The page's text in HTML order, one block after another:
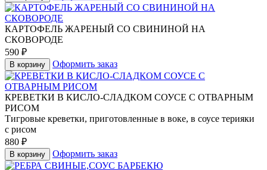
КАРТОФЕЛЬ ЖАРЕНЫЙ СО СВИНИНОЙ НА
СКОВОРОДЕ
590 ₽
В корзину Оформить заказ
КРЕВЕТКИ В КИСЛО-СЛАДКОМ СОУСЕ С ОТВАРНЫМ
РИСОМ
Тигровые креветки, приготовленные в воке, в соусе терияки
с рисом
880 ₽
В корзину Оформить заказ